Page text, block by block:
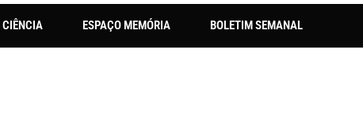
CIÊNCIA ESPAÇO MEMÓRIA BOLETIM SEMANAL